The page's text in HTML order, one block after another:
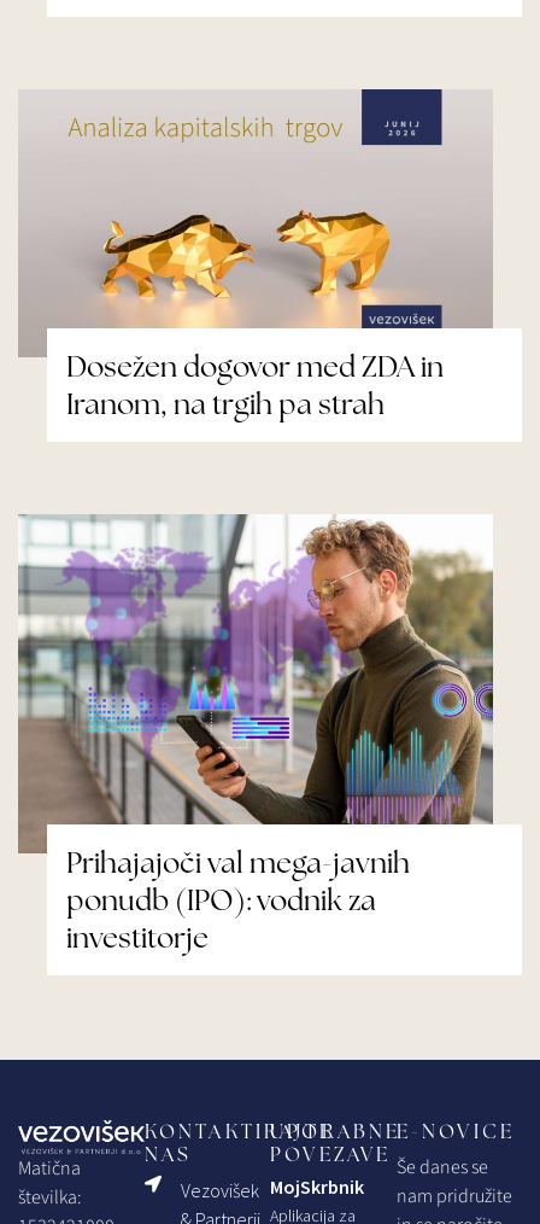
Dosežen dogovor med ZDA in
Iranom, na trgih pa strah
Prihajajoči val mega-javnih
ponudb (IPO): vodnik za
investitorje
Matična
številka:
KONTAKTIRAJTE
NAS
Vezovišek
& Partnerji
UPORABNE
POVEZAVE
MojSkrbnik
Aplikacija za
E-NOVICE
Še danes se
nam pridružite